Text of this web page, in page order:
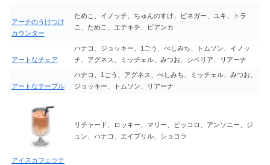
アーチのうけつけ
カウンター
ためこ、イノッチ、ちゅんのすけ、ビネガー、ユキ、トラ
こ、ためこ、エテキチ、ビアンカ
アートなチェア
ハナコ、ジョッキー、1ごう、ぺしみち、トムソン、イノッ
チ、アグネス、ミッチェル、みつお、シベリア、リアーナ
アートなテーブル
ハナコ、1ごう、アグネス、ぺしみち、ミッチェル、みつお、
ジョッキー、トムソン、リアーナ
アイスカフェラテ
リチャード、ロッキー、マリー、ピッコロ、アンソニー、ジ
ュン、ハナコ、エイプリル、ショコラ